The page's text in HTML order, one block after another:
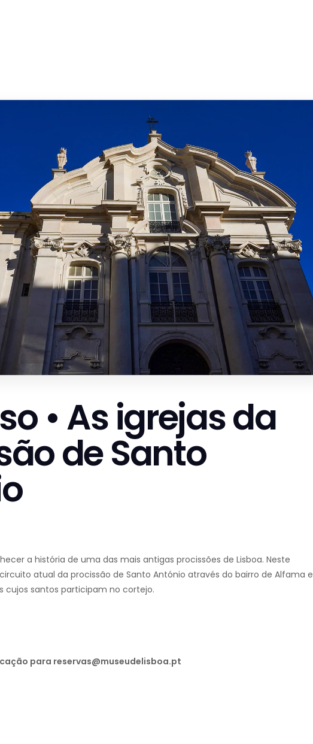
• As igrejas da
de Santo
a história de uma das mais antigas procissões de Lisboa. Neste
atual da procissão de Santo António através do bairro de Alfama e
cujos santos participam no cortejo.
para reservas@museudelisboa.pt